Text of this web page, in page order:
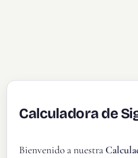
Calculadora de
Bienvenido a nuestra